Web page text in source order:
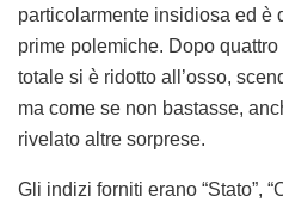
particolarmente insidiosa ed è
prime polemiche. Dopo
totale si è ridotto all’osso,
ma come se non bastasse,
rivelato altre sorprese.
Gli indizi forniti erano “Stato”,